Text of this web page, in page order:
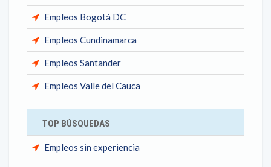
Empleos Bogotá DC
Empleos Cundinamarca
Empleos Santander
Empleos Valle del Cauca
TOP BÚSQUEDAS
Empleos sin experiencia